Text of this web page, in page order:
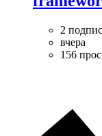
2
вчера
156